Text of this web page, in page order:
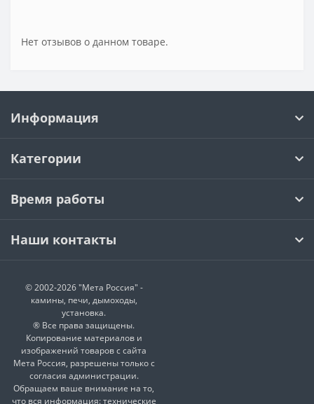
Нет отзывов о данном товаре.
Информация
Категории
Время работы
Наши контакты
© 2002-2026 "Мета Россия" -
камины, печи, дымоходы,
установка.
® Все права защищены.
Копирование материалов и
изображений товаров с сайта
Мета Россия, разрешены только с
согласия администрации.
Обращаем ваше внимание на то,
что вся информация: технические